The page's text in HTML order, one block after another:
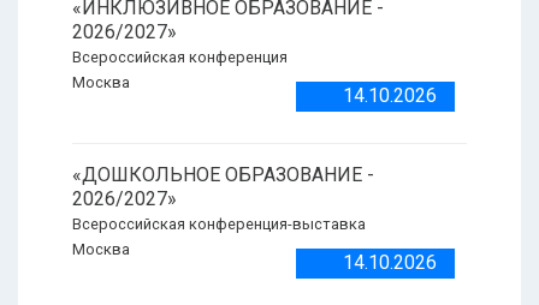
«ИНКЛЮЗИВНОЕ ОБРАЗОВАНИЕ -
2026/2027»
Всероссийская конференция
Москва
14.10.2026
«ДОШКОЛЬНОЕ ОБРАЗОВАНИЕ -
2026/2027»
Всероссийская конференция-выставка
Москва
14.10.2026